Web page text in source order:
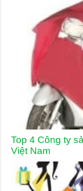
Top 4 Công ty
Việt Nam